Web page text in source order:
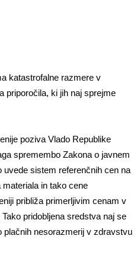
katastrofalne razmere v
priporočila, ki jih naj sprejme
poziva Vlado Republike
spremembo Zakona o javnem
uvede sistem referenčnih cen na
in tako cene
približa primerljivim cenam v
pridobljena sredstva naj se
nesorazmerij v zdravstvu